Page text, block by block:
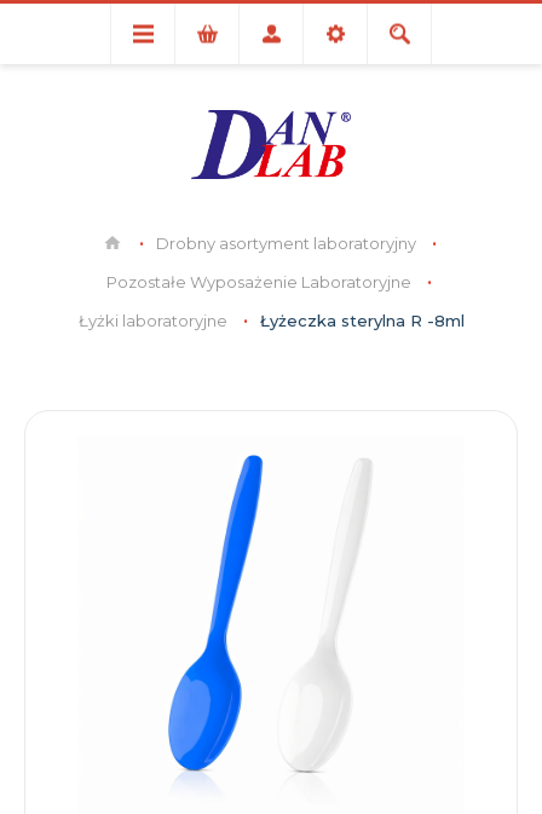
Drobny asortyment laboratoryjny
Pozostałe Wyposażenie Laboratoryjne
Łyżki laboratoryjne
Łyżeczka sterylna R -8ml